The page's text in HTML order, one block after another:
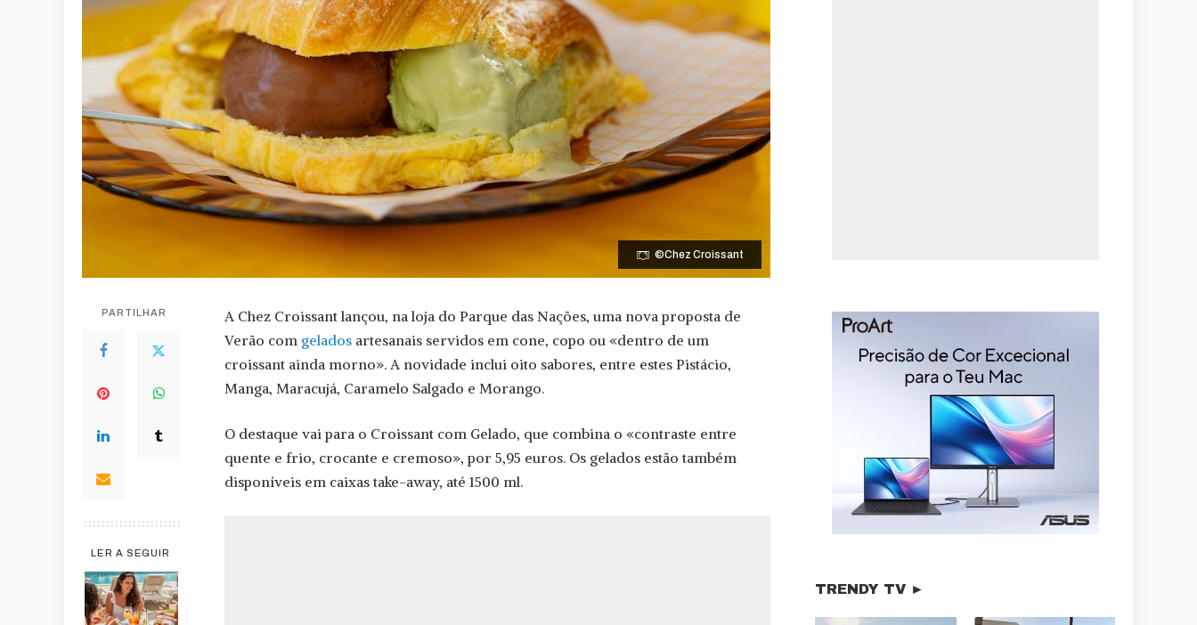
©Chez Croissant
PARTILHAR
LER A SEGUIR
A Chez Croissant lançou, na loja do Parque das Nações, uma nova proposta de
Verão com gelados artesanais servidos em cone, copo ou «dentro de um
croissant ainda morno». A novidade inclui oito sabores, entre estes Pistácio,
Manga, Maracujá, Caramelo Salgado e Morango.
O destaque vai para o Croissant com Gelado, que combina o «contraste entre
quente e frio, crocante e cremoso», por 5,95 euros. Os gelados estão também
disponíveis em caixas take-away, até 1500 ml.
TRENDY TV ►